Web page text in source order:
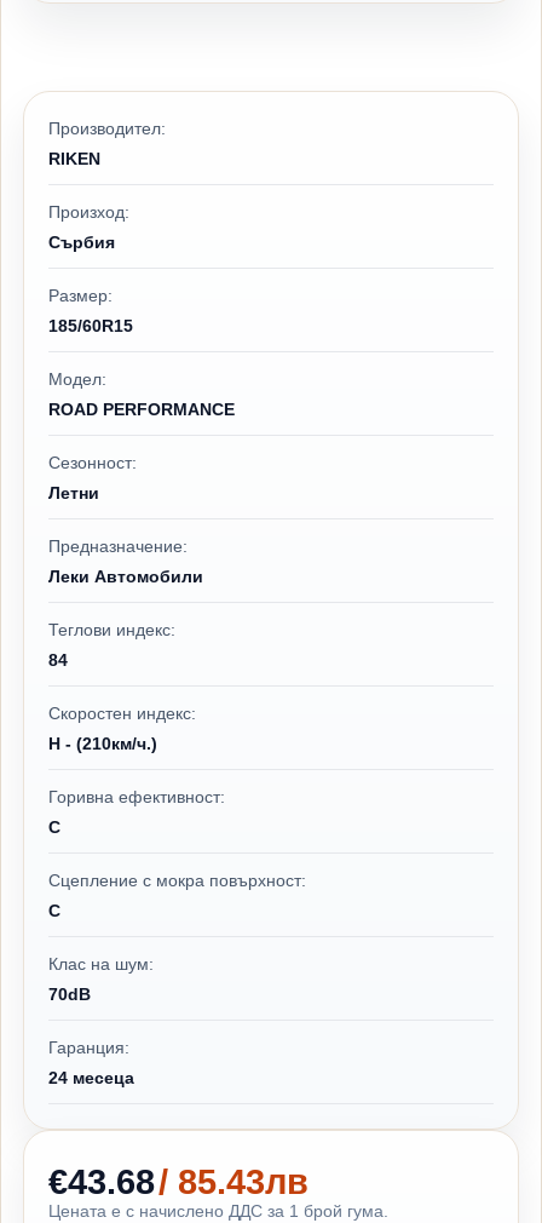
Производител:
RIKEN
Произход:
Сърбия
Размер:
185/60R15
Модел:
ROAD PERFORMANCE
Сезонност:
Летни
Предназначение:
Леки Автомобили
Теглови индекс:
84
Скоростен индекс:
H - (210км/ч.)
Горивна ефективност:
C
Сцепление с мокра повърхност:
C
Клас на шум:
70dB
Гаранция:
24 месеца
€43.68/ 85.43лв
Цената е с начислено ДДС за 1 брой гума.